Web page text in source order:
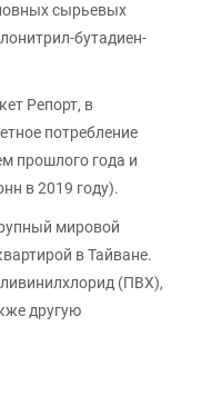
сырьевых
бутадиен-
Репорт, в
потребление
прошлого года и
в 2019 году).
мировой
в Тайване.
(ПВХ),
другую